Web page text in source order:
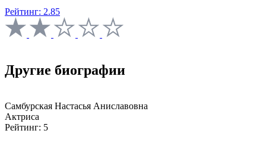
Рейтинг: 2.85
Другие биографии
Самбурская Настасья Аниславовна
Актриса
Рейтинг: 5